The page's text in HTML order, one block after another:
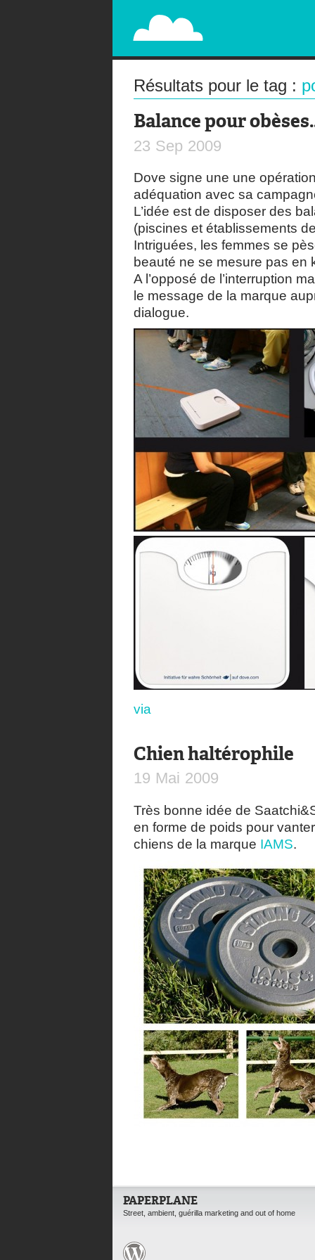
PAPERPLANE
STREET, AMBIENT, GUÉRILLA MARKETING
Résultats pour le tag :
Balance pour
23 Sep 2009
Dove signe une une
adéquation avec sa
L’idée est de disposer des
(piscines et établissements
Intriguées, les femmes se
beauté ne se mesure pas en
A l’opposé de l’interruption
le message de la marque
dialogue.
via
Chien haltérophile
19 Mai 2009
Très bonne idée de
en forme de poids pour
chiens de la marque IAMS.
PAPERPLANE
Street, ambient, guérilla marketing and out of home